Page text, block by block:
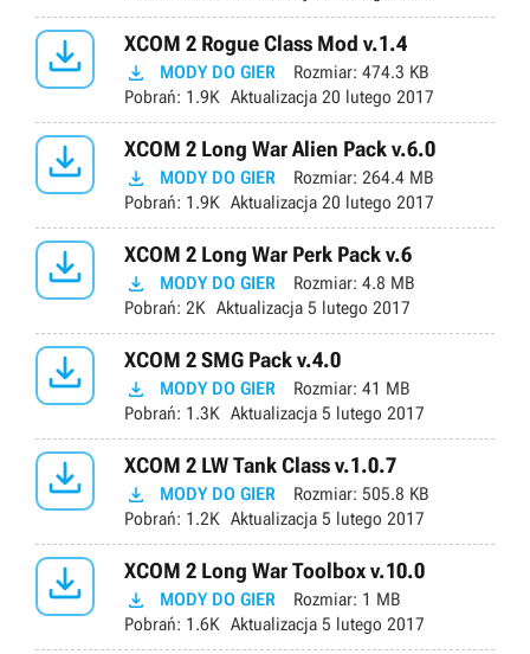
 XCOM 2 Rogue Class Mod v.1.4
 MODY DO GIER Rozmiar: 474.3 KB
Pobrań: 1.9K Aktualizacja 20 lutego 2017
 XCOM 2 Long War Alien Pack v.6.0
 MODY DO GIER Rozmiar: 264.4 MB
Pobrań: 1.9K Aktualizacja 20 lutego 2017
 XCOM 2 Long War Perk Pack v.6
 MODY DO GIER Rozmiar: 4.8 MB
Pobrań: 2K Aktualizacja 5 lutego 2017
 XCOM 2 SMG Pack v.4.0
 MODY DO GIER Rozmiar: 41 MB
Pobrań: 1.3K Aktualizacja 5 lutego 2017
 XCOM 2 LW Tank Class v.1.0.7
 MODY DO GIER Rozmiar: 505.8 KB
Pobrań: 1.2K Aktualizacja 5 lutego 2017
 XCOM 2 Long War Toolbox v.10.0
 MODY DO GIER Rozmiar: 1 MB
Pobrań: 1.6K Aktualizacja 5 lutego 2017